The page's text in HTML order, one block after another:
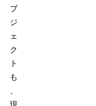
ブ
ジ
ェ
ク
ト
も
現